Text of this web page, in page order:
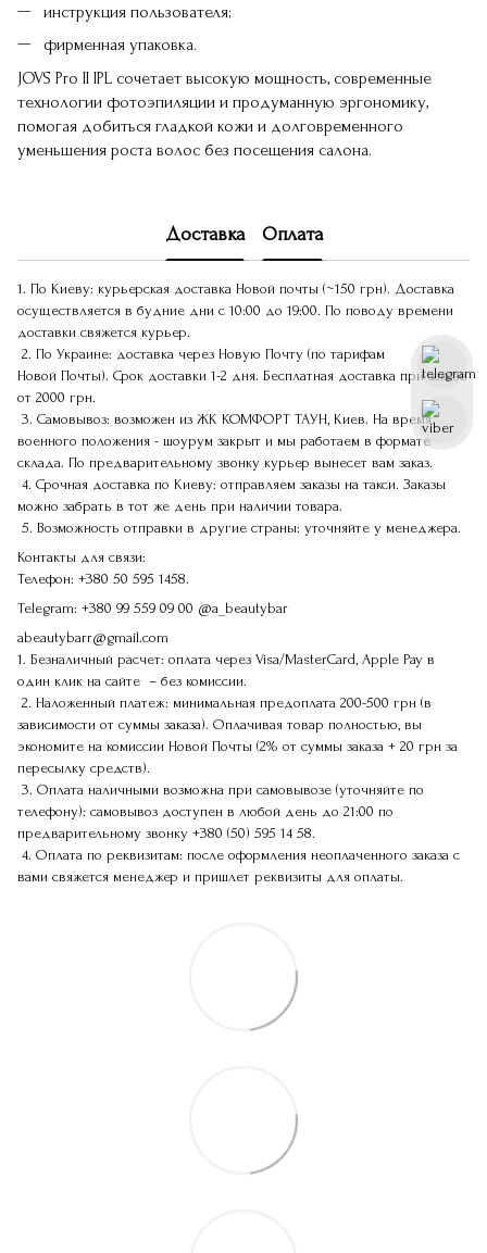
инструкция пользователя;
фирменная упаковка.
JOVS Pro II IPL сочетает высокую мощность, современные
технологии фотоэпиляции и продуманную эргономику,
помогая добиться гладкой кожи и долговременного
уменьшения роста волос без посещения салона.
Доставка Оплата
1. По Киеву: курьерская доставка Новой почты (~150 грн). Доставка
осуществляется в будние дни с 10:00 до 19:00. По поводу времени
доставки свяжется курьер.
2. По Украине: доставка через Новую Почту (по тарифам
Новой Почты). Срок доставки 1-2 дня. Бесплатная доставка при заказе
от 2000 грн.
3. Самовывоз: возможен из ЖК КОМФОРТ ТАУН, Киев. На время
военного положения - шоурум закрыт и мы работаем в формате
склада. По предварительному звонку курьер вынесет вам заказ.
4. Срочная доставка по Киеву: отправляем заказы на такси. Заказы
можно забрать в тот же день при наличии товара.
5. Возможность отправки в другие страны: уточняйте у менеджера.
Контакты для связи:
Телефон: +380 50 595 1458.
Telegram: +380 99 559 09 00 @a_beautybar
abeautybarr@gmail.com
1. Безналичный расчет: оплата через Visa/MasterCard, Apple Pay в
один клик на сайте – без комиссии.
2. Наложенный платеж: минимальная предоплата 200-500 грн (в
зависимости от суммы заказа). Оплачивая товар полностью, вы
экономите на комиссии Новой Почты (2% от суммы заказа + 20 грн за
пересылку средств).
3. Оплата наличными возможна при самовывозе (уточняйте по
телефону): самовывоз доступен в любой день до 21:00 по
предварительному звонку +380 (50) 595 14 58.
4. Оплата по реквизитам: после оформления неоплаченного заказа с
вами свяжется менеджер и пришлет реквизиты для оплаты.